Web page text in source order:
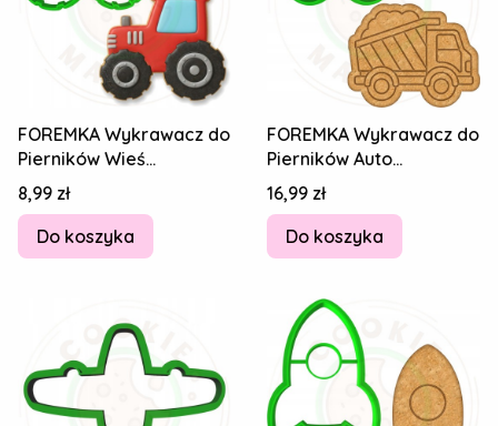
FOREMKA Wykrawacz do
Pierników Wieś
Samochód Pojazd AUTO
Traktor 8cm
Cena
8,99 zł
Do koszyka
FOREMKA Wykrawacz do
Pierników Auto
Ciężarówka Kipper
Dumper WYWROTKA
8cm
Cena
16,99 zł
Do koszyka